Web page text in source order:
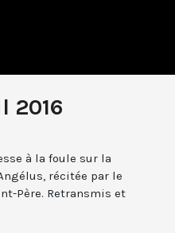
2016
à la foule sur la
récitée par le
Père. Retransmis et